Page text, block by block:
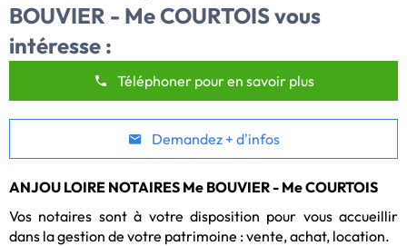
BOUVIER - Me COURTOISvous
intéresse :
Téléphoner pour en savoir plus
Demandez + d'infos
ANJOU LOIRE NOTAIRES Me BOUVIER - Me COURTOIS
Vos notaires sont à votre disposition pour vous accueillir
dans la gestion de votre patrimoine : vente, achat, location.